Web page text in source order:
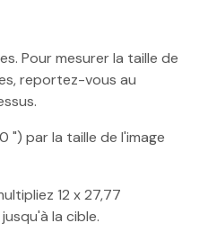
Pour mesurer la taille de
reportez-vous au
") par la taille de l'image
12 x 27,77
la cible.